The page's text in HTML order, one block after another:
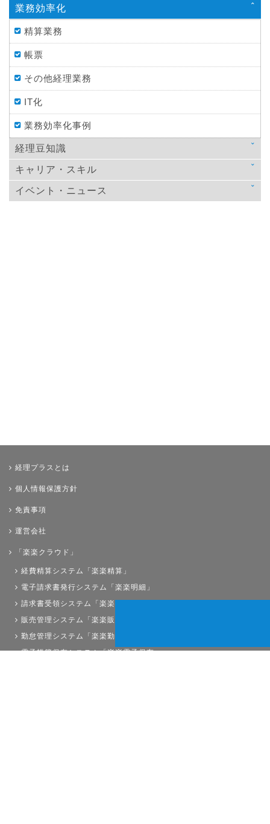
業務効率化
精算業務
帳票
その他経理業務
IT化
業務効率化事例
経理豆知識
法律
税金
キャリア・スキル
スキルアップ
イベント・ニュース
経理プラスとは
個人情報保護方針
免責事項
運営会社
「楽楽クラウド」
経費精算システム「楽楽精算」
電子請求書発行システム「楽楽明細」
請求書受領システム「楽楽請求」
販売管理システム「楽楽販売」
勤怠管理システム「楽楽勤怠」
電子帳簿保存システム「楽楽電子保存」